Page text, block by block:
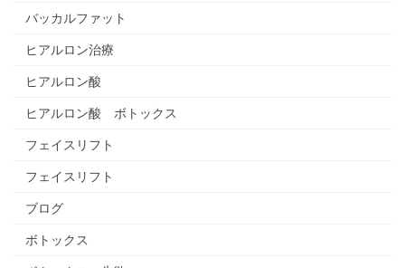
バッカルファット
ヒアルロン治療
ヒアルロン酸
ヒアルロン酸 ボトックス
フェイスリフト
フェイスリフト
ブログ
ボトックス